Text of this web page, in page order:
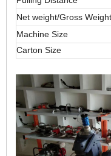
Net weight/Gross Weight
Machine Size
Carton Size